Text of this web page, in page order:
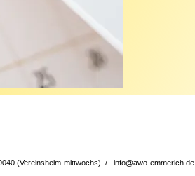
(Vereinsheim-mittwochs) / info@awo-emmerich.de